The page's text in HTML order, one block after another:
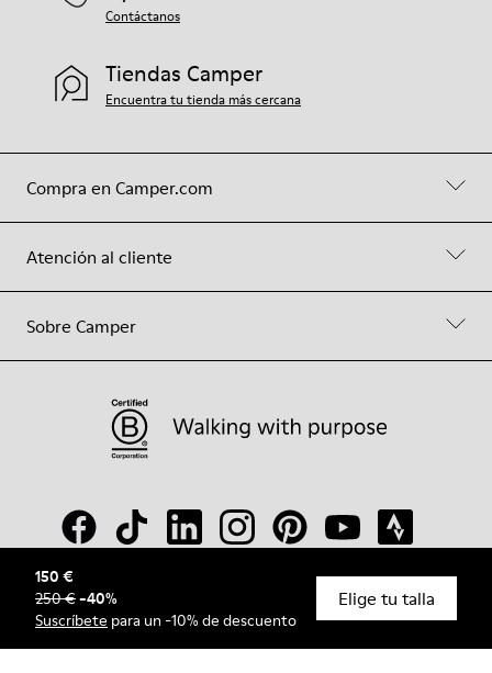
150 €
250 €-40%
Suscríbete para un -10% de descuento
Elige tu talla
Compra en Camper.com
Atención al cliente
Sobre Camper
Contáctanos
Tiendas Camper
Encuentra tu tienda más cercana
© Camper, 2026